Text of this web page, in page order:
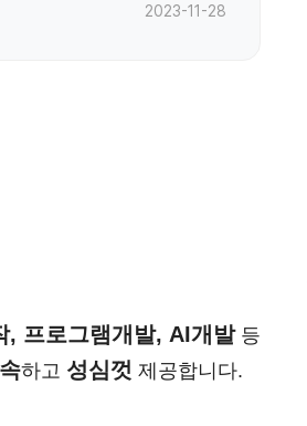
2023-11-28
, 프로그램개발, AI개발등
하고 성심껏 제공합니다.